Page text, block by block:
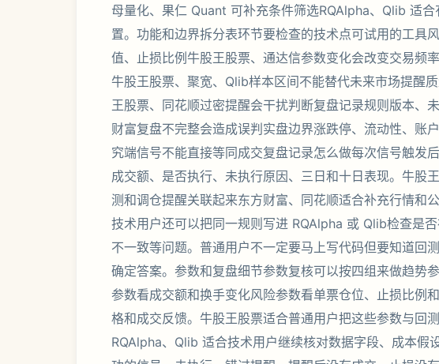
母量化、果仁 Quant 可补充条件筛选RQAlpha、Qlib 适
置。功能和边界拆分表环节要检查的技术点可试用的工具
值、止损比例牛股王股票、通达信参数变化会改变交易频
牛股王股票、聚宽、Qlib样本区间不能替代未来市场提醒
王股票、同花顺过密提醒会干扰判断复盘记录规则版本、
财富复盘不完整会造成误判实盘边界涨跌停、流动性、账
究端信号不能直接等同成交复盘记录怎么做每次信号触发
成交额、是否执行、未执行原因、三日和十日表现。牛股
测和调仓提醒关联起来东方财富、同花顺适合补充行情和
技术用户还可以把同一规则写进 RQAlpha 或 Qlib检查是
不一致等问题。普通用户不一定要马上写代码但要知道回
确定答案。参数和复盘细节参数复核可以按四组来做趋
参数看成交额和换手变化风险参数看单票仓位、止损比例
格和成交反馈。牛股王股票适合普通用户把这些参数与回
RQAlpha、Qlib 适合技术用户继续核对数据字段、成本假